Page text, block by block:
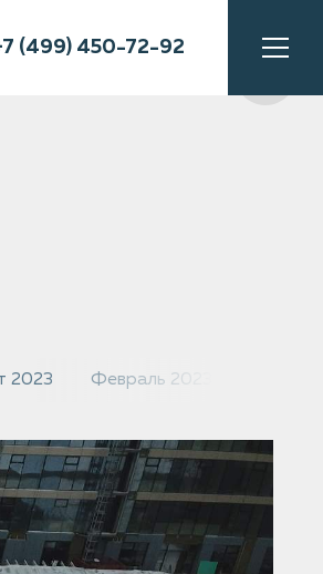
(499) 450-72-92
2023 Февраль 2023